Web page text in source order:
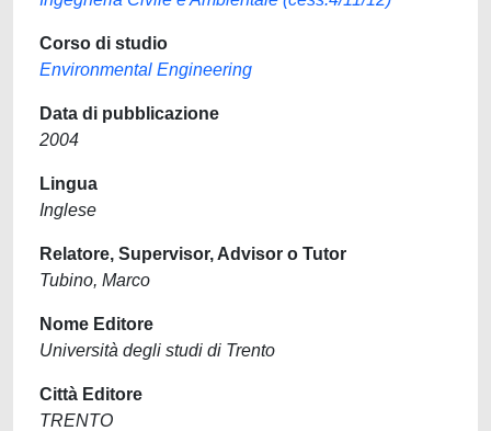
Corso di studio
Environmental Engineering
Data di pubblicazione
2004
Lingua
Inglese
Relatore, Supervisor, Advisor o Tutor
Tubino, Marco
Nome Editore
Università degli studi di Trento
Città Editore
TRENTO